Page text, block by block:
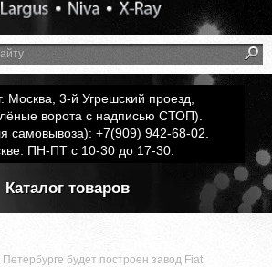
Москва, 3-й Угрешский проезд,
ворота с надписью СТОП).
самовывоза): +7(909) 942-68-02.
ПН-ПТ с 10-30 до 17-30.
Каталог товаров
Петербурге будет построен завод Fiat